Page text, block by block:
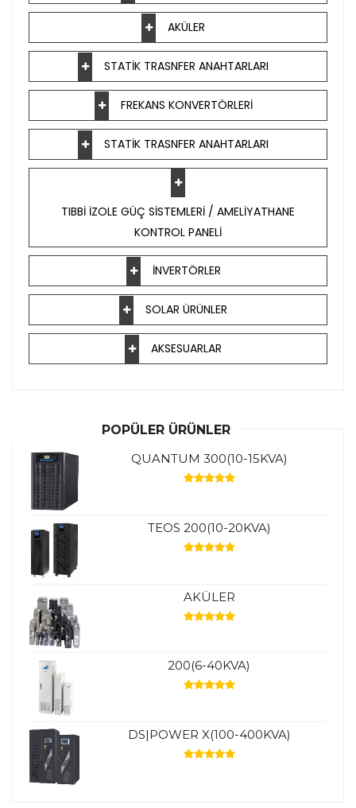
AKÜLER
STATİK TRASNFER ANAHTARLARI
FREKANS KONVERTÖRLERİ
STATİK TRASNFER ANAHTARLARI
TIBBİ İZOLE GÜÇ SİSTEMLERİ / AMELİYATHANE
KONTROL PANELİ
İNVERTÖRLER
SOLAR ÜRÜNLER
AKSESUARLAR
POPÜLER ÜRÜNLER
QUANTUM 300(10-15KVA)
TEOS 200(10-20KVA)
AKÜLER
200(6-40KVA)
DS|POWER X(100-400KVA)